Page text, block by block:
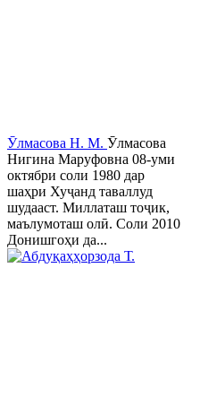
Ӯлмасова Н. М. Ӯлмасова
Нигина Маруфовна 08-уми
октябри соли 1980 дар
шаҳри Хуҷанд таваллуд
шудааст. Миллаташ тоҷик,
маълумоташ олӣ. Соли 2010
Донишгоҳи да...